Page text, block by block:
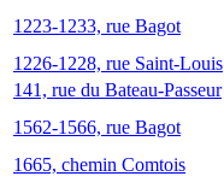
1223-1233, rue Bagot
1226-1228, rue Saint-Louis
141, rue du Bateau-Passeur
1562-1566, rue Bagot
1665, chemin Comtois